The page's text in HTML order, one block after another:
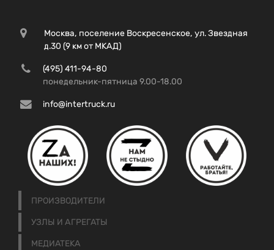
Москва, поселение Воскресенское, ул. Звездная
д.30 (9 км от МКАД)
(495) 411-94-80
понедельник-пятница 9.00-18.00
info@intertruck.ru
ПРОИЗВОДИТЕЛИ
УЗЛЫ И АГРЕГАТЫ
МЕДИАТЕКА